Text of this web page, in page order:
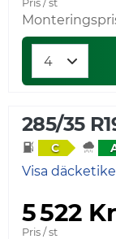
Pris / st
285/35
C
Visa
5 522 Kr
Pris / st